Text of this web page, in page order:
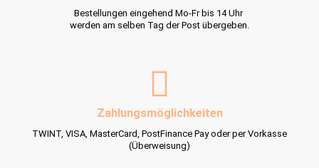
Bestellungen eingehend Mo-Fr bis 14 Uhr
werden am selben Tag der Post übergeben.
Zahlungsmöglichkeiten
TWINT, VISA, MasterCard, PostFinance Pay oder per Vorkasse
(Überweisung)